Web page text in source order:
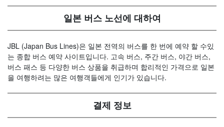
일본 버스 노선에 대하여
JBL (Japan Bus Lines)은 일본 전역의 버스를 한 번에 예약 할 수있
는 종합 버스 예약 사이트입니다. 고속 버스, 주간 버스, 야간 버스,
버스 패스 등 다양한 버스 상품을 취급하며 합리적인 가격으로 일본
을 여행하려는 많은 여행객들에게 인기가 있습니다.
결제 정보